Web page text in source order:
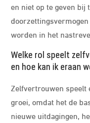
en niet op te geven bij
worden in het
Welke rol speelt
en hoe kan ik eraan
Zelfvertrouwen speelt
groei, omdat het de
nieuwe uitdagingen,